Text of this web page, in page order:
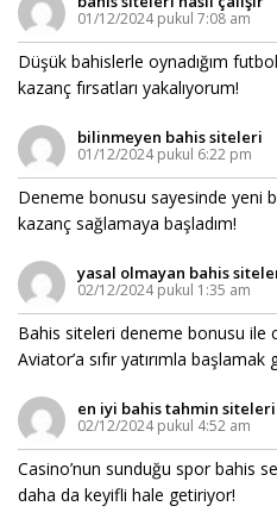
01/12/2024 pukul 7:08 am
Düşük bahislerle oynadığım
kazanç fırsatları yakalıyorum!
bilinmeyen bahis siteleri
01/12/2024 pukul 6:22 pm
Deneme bonusu sayesinde yeni
kazanç sağlamaya başladım!
yasal olmayan bahis
02/12/2024 pukul 1:35 am
Bahis siteleri deneme bonusu ile
Aviator’a sıfır yatırımlа başlamak
en iyi bahis tahmin siteleri
02/12/2024 pukul 4:52 am
Casino’nun sunduğu spor bahis
daha da keyifli hale getiriyor!